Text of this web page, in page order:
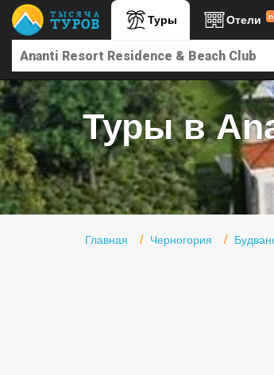
Туры Отели
Туры в
Главная Черногория
Главная
Туры в Турцию
Туры в Египет
Туры в ОАЭ
Офис г. Москва